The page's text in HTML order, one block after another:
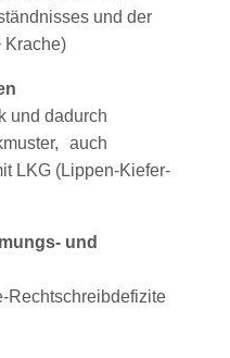
und der
Krache)
und dadurch
auch
LKG (Lippen-Kiefer-
und
Rechtschreibdefizite